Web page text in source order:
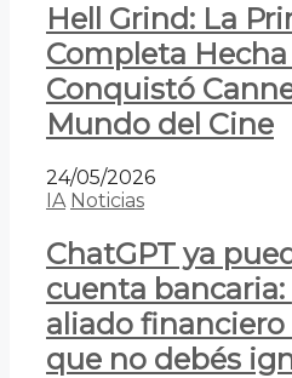
Hell Grind: La
Completa
Conquistó
Mundo del Cine
24/05/2026
IA Noticias
ChatGPT ya
cuenta
aliado
que no debés